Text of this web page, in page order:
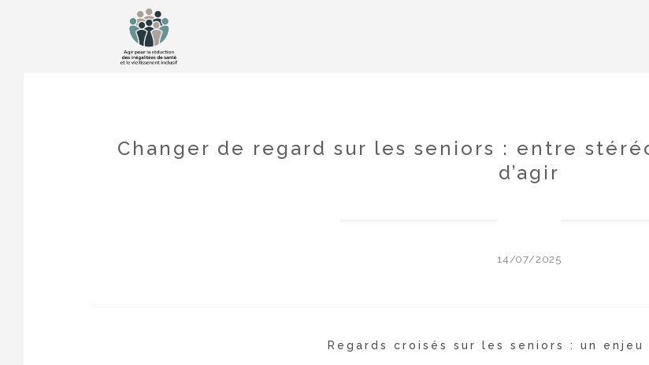
Changer de regard sur les seniors : entre
d’agir
14/07/2025
Regards croisés sur les seniors : un